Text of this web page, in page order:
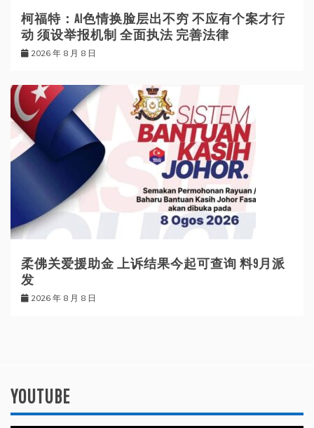
柯福特：AI色情换脸层出不穷 不应有个案才行
动 须设举报机制 全面执法 完善法律
2026 年 8 月 8 日
柔佛关爱援助金 上诉结果今起可查询 料9月派
发
2026 年 8 月 8 日
YOUTUBE